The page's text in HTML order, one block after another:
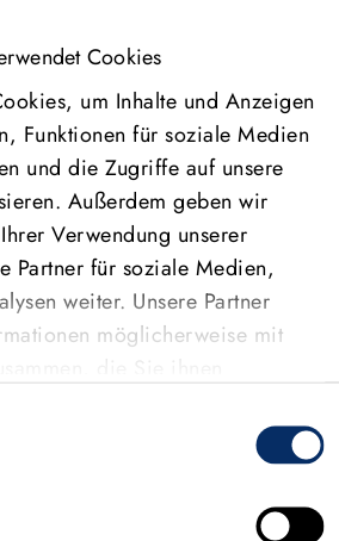
Cookies
um Inhalte und Anzeigen
Funktionen für soziale Medien
und die Zugriffe auf unsere
Außerdem geben wir
Verwendung unserer
Partner für soziale Medien,
weiter. Unsere Partner
möglicherweise mit
gesammelt haben.
FEATURES &